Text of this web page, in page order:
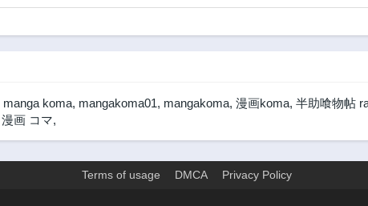
manga koma, mangakoma01, mangakoma, 漫画koma, 半助喰物帖
漫画 コマ,
Terms of usage DMCA Privacy Policy